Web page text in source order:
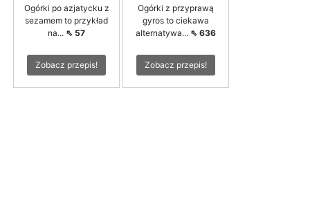
Ogórki po azjatycku z
sezamem to przykład
na... ⇖ 57
Zobacz przepis!
Ogórki z przyprawą
gyros to ciekawa
alternatywa... ⇖ 636
Zobacz przepis!